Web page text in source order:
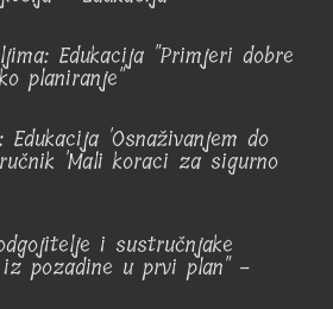
Edukacija "Primjeri dobre
planiranje"
'Osnaživanjem do
'Mali koraci za sigurno
i sustručnjake
pozadine u prvi plan" -